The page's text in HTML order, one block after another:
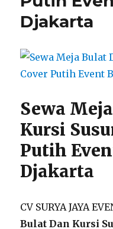
Djakarta
Sewa
Kursi
Putih
Djakarta
CV SURYA JAYA
Bulat Dan Kursi